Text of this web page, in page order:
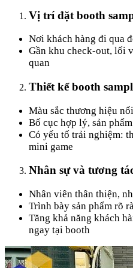
Vị trí đặt booth
Nơi khách hàng đi qua
Gần khu check-out, lối
quan
Thiết kế booth
Màu sắc thương hiệu
Bố cục hợp lý, sản
Có yếu tố trải nghiệm:
mini game
Nhân sự và tương
Nhân viên thân thiện,
Trình bày sản phẩm rõ
Tăng khả năng khách
ngay tại booth